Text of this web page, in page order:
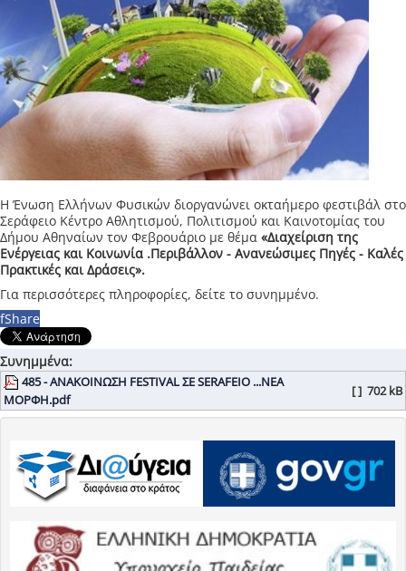
Η Ένωση Ελλήνων Φυσικών διοργανώνει οκταήμερο φεστιβάλ στο
Σεράφειο Κέντρο Αθλητισμού, Πολιτισμού και Καινοτομίας του
Δήμου Αθηναίων τον Φεβρουάριο με θέμα «Διαχείριση της
Ενέργειας και Κοινωνία .Περιβάλλον - Ανανεώσιμες Πηγές - Καλές
Πρακτικές και Δράσεις».
Για περισσότερες πληροφορίες, δείτε το συνημμένο.
fShare
Συνημμένα:
485 - ΑΝΑΚΟΙΝΩΣΗ FESTIVAL ΣΕ SERAFEIO ...ΝΕΑ
ΜΟΡΦΗ.pdf
[ ] 702 kB